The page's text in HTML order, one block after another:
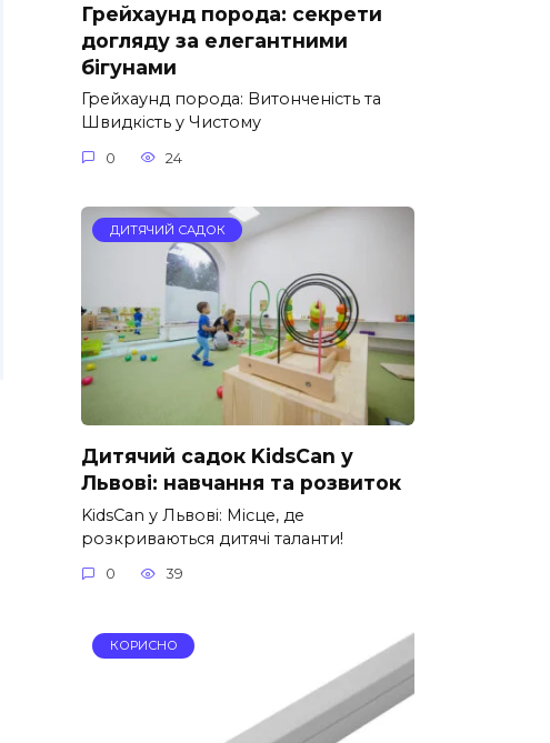
Грейхаунд порода: секрети
догляду за елегантними
бігунами
Грейхаунд порода: Витонченість та
Швидкість у Чистому
0 24
ДИТЯЧИЙ САДОК
Дитячий садок KidsCan у
Львові: навчання та розвиток
KidsCan у Львові: Місце, де
розкриваються дитячі таланти!
0 39
КОРИСНО